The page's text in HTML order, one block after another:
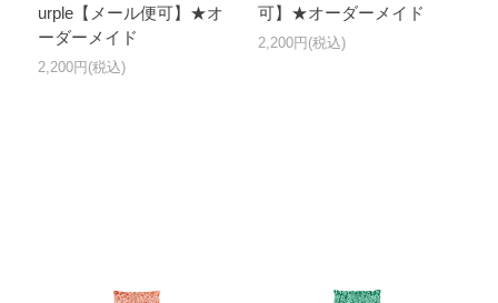
urple【メール便可】★オ
ーダーメイド
2,200円(税込)
可】★オーダーメイド
2,200円(税込)